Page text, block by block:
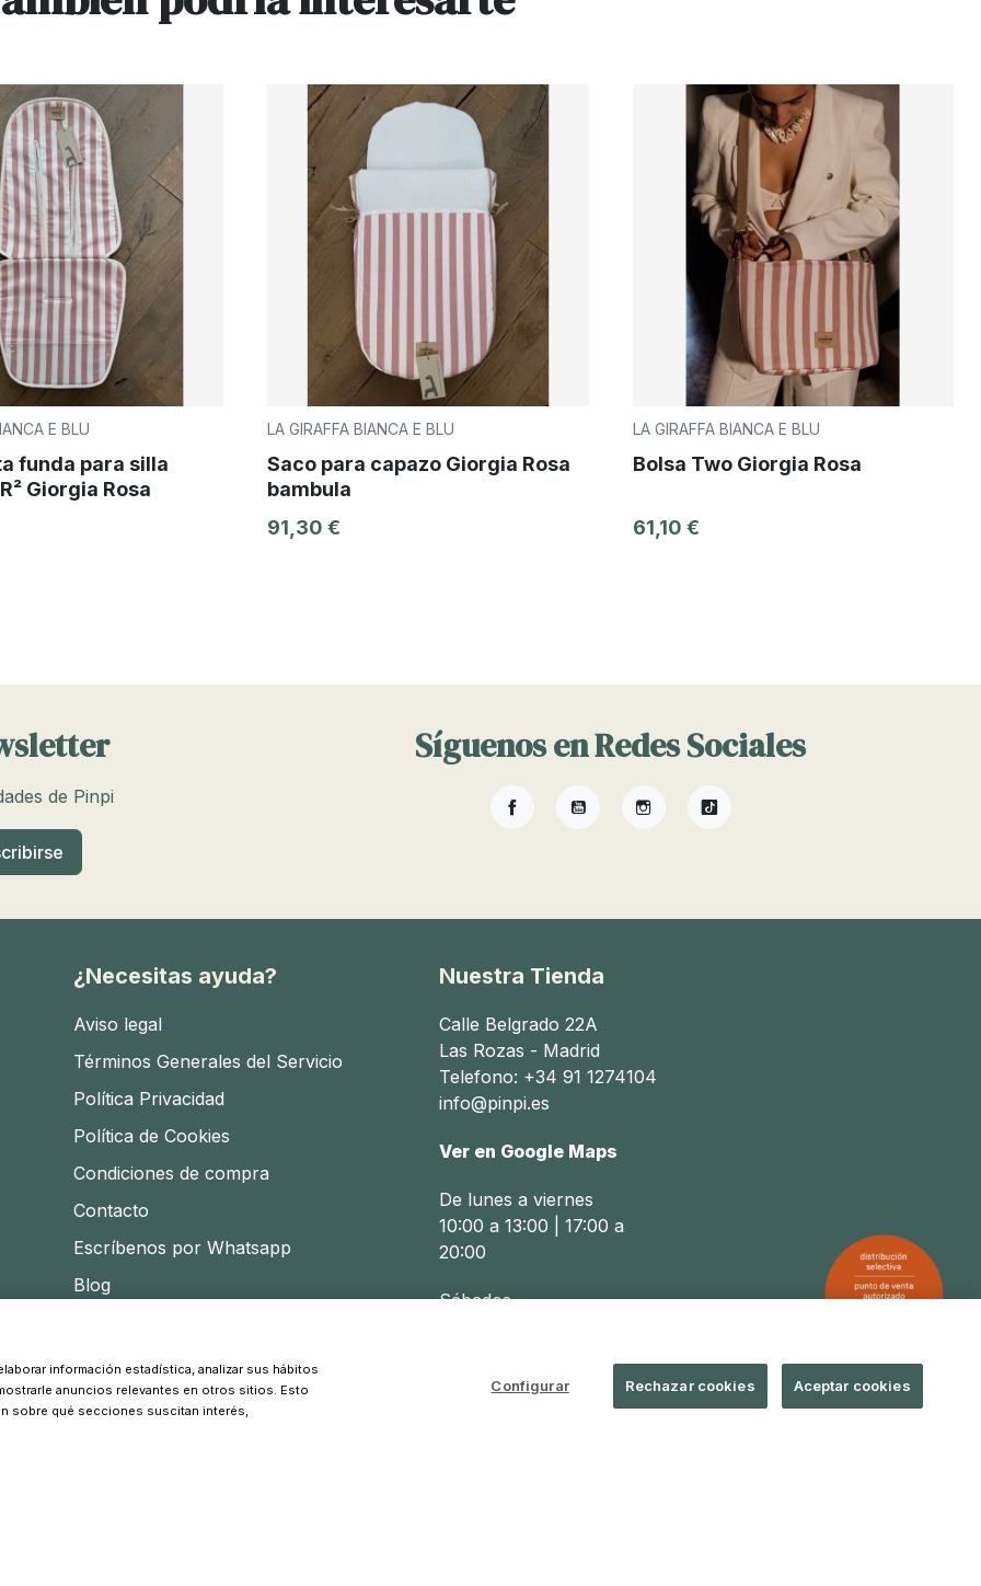
E BLU
funda para silla
Giorgia Rosa
LA GIRAFFA BIANCA E BLU
Saco para capazo Giorgia Rosa
bambula
91,30 €
LA GIRAFFA BIANCA E BLU
Bolsa Two Giorgia Rosa
61,10 €
de Pinpi
Síguenos en Redes Sociales
FacebookYouTubeInstagramTikTok
¿Necesitas ayuda?
Aviso legal
Términos Generales del Servicio
Política Privacidad
Política de Cookies
Condiciones de compra
Contacto
Escríbenos por Whatsapp
Blog
Nuestra Tienda
Calle Belgrado 22A
Las Rozas - Madrid
Telefono: +34 91 1274104
info@pinpi.es
Ver en Google Maps
De lunes a viernes
10:00 a 13:00 | 17:00 a
20:00
Sábados
© 2026 Pinpi - Todos los derechos reservados
información estadística, analizar sus hábitos
anuncios relevantes en otros sitios. Esto
sobre qué secciones suscitan interés,
Configurar Rechazar cookies Aceptar cookies